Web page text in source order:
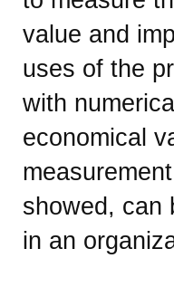
value and
uses of the
with
economical
showed, can
in an